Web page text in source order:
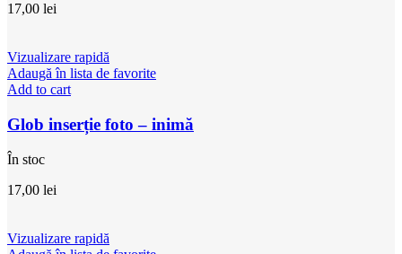
17,00 lei
Vizualizare rapidă
Adaugă în lista de favorite
Add to cart
Glob inserție foto – inimă
În stoc
17,00 lei
Vizualizare rapidă